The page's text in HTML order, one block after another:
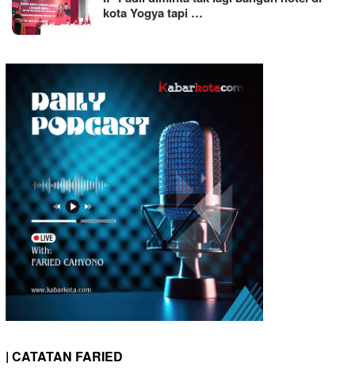
kota Yogya tapi …
| CATATAN FARIED